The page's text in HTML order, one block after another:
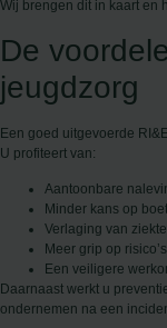
Wij brengen dit in kaart en
De
jeugdzorg
Een goed uitgevoerde
U profiteert van:
Aantoonbare
Minder kans op
Verlaging van
Meer grip op
Een veiligere
Daarnaast werkt u
ondernemen na een